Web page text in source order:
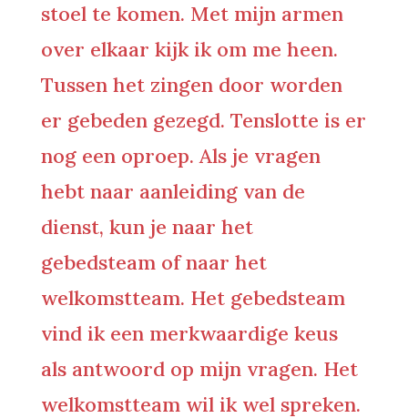
stoel te komen. Met mijn armen
over elkaar kijk ik om me heen.
Tussen het zingen door worden
er gebeden gezegd. Tenslotte is er
nog een oproep. Als je vragen
hebt naar aanleiding van de
dienst, kun je naar het
gebedsteam of naar het
welkomstteam. Het gebedsteam
vind ik een merkwaardige keus
als antwoord op mijn vragen. Het
welkomstteam wil ik wel spreken.